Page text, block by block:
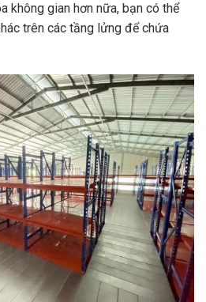
không gian hơn nữa, bạn có thể
trên các tầng lửng để chứa